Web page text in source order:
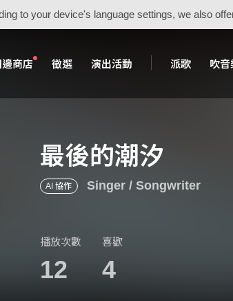
to your device's language settings, we also
邊商店 徵選 演出活動 派歌 吹音
最後的潮汐
AI 協作 Singer / Songwriter
播放次數
12
喜歡
4